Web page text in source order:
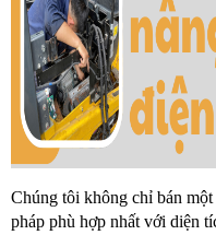
Chúng tôi không chỉ bán một
pháp phù hợp nhất với diện